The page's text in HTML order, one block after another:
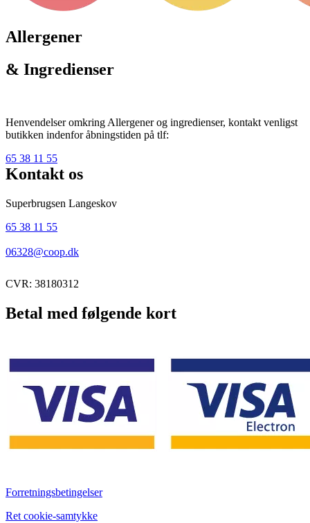
Allergener
& Ingredienser
Henvendelser omkring Allergener og ingredienser, kontakt venligst
butikken indenfor åbningstiden på tlf:
65 38 11 55
Kontakt os
Superbrugsen Langeskov
65 38 11 55
06328@coop.dk
CVR: 38180312
Betal med følgende kort
Forretningsbetingelser
Ret cookie-samtykke